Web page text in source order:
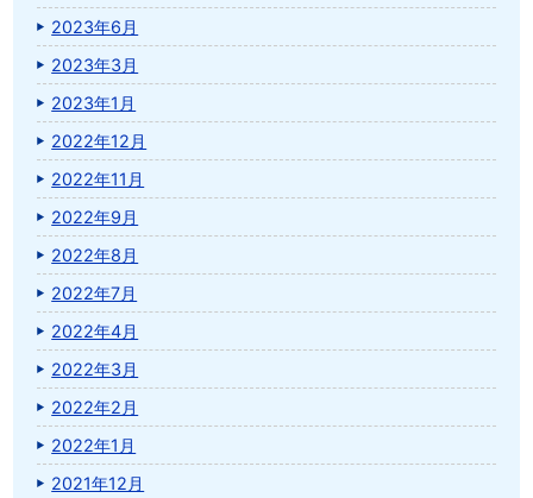
2023年6月
2023年3月
2023年1月
2022年12月
2022年11月
2022年9月
2022年8月
2022年7月
2022年4月
2022年3月
2022年2月
2022年1月
2021年12月